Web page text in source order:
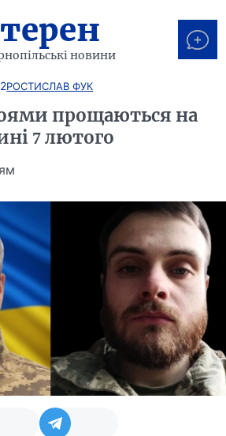
терен
новини
РОСТИСЛАВ ФУК
прощаються на
7 лютого